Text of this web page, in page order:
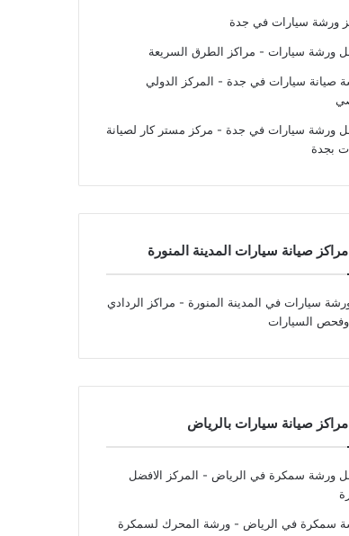
ورشة سيارات في جدة
ورشة سيارات - مراكز الطرق السريعة
صيانة سيارات في جدة - المركز الدولي
ورشة سيارات في جدة - مركز مستر كار لصيانة
بجدة
صيانة سيارات المدينة المنورة
سيارات في المدينة المنورة - مراكز الردادي
وفحص السيارات
صيانة سيارات بالرياض
ورشة سمكرة في الرياض - المركز الافضل
سمكرة في الرياض - ورشة المحرك لسمكرة